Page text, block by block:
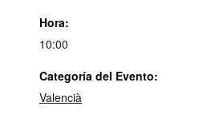
Hora:
10:00
Categoría del Evento:
Valencià